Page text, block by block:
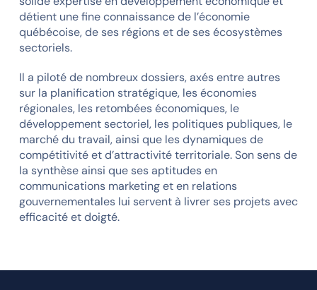
détient une fine connaissance de l’économie
québécoise, de ses régions et de ses écosystèmes
sectoriels.
Il a piloté de nombreux dossiers, axés entre autres
sur la planification stratégique, les économies
régionales, les retombées économiques, le
développement sectoriel, les politiques publiques, le
marché du travail, ainsi que les dynamiques de
compétitivité et d’attractivité territoriale. Son sens de
la synthèse ainsi que ses aptitudes en
communications marketing et en relations
gouvernementales lui servent à livrer ses projets avec
efficacité et doigté.